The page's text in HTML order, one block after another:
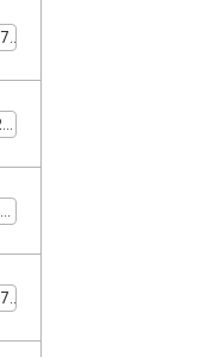
7
25
30
7